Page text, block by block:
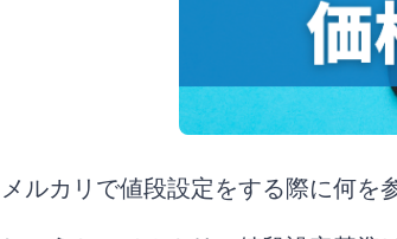
メルカリで値段設定をする際に何を